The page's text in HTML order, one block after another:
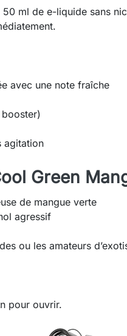
ml de e-liquide sans
avec une note fraîche
agitation
Green
de mangue verte
agressif
ou les amateurs
pour ouvrir.